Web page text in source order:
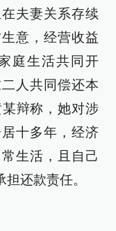
夫妻关系存续
意，经营收益
庭生活共同开
人共同偿还本
辩称，她对涉
十多年，经济
生活，且自己
还款责任。